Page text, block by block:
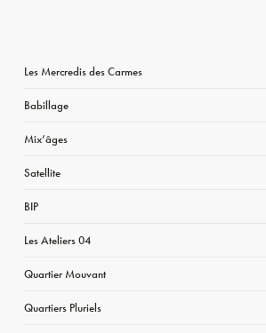
Les Mercredis des Carmes
Babillage
Mix’âges
Satellite
BIP
Les Ateliers 04
Quartier Mouvant
Quartiers Pluriels